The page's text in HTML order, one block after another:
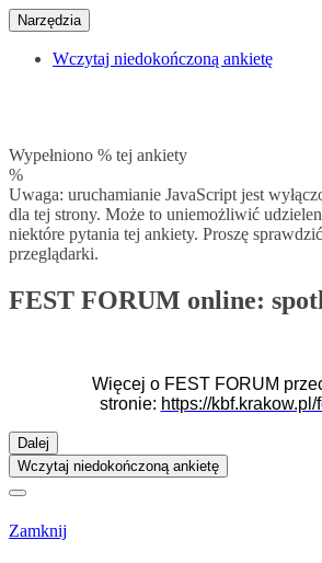
Narzędzia
Wczytaj niedokończoną ankietę
Wypełniono % tej ankiety
%
Uwaga: uruchamianie JavaScript jest
dla tej strony. Może to uniemożliwić
niektóre pytania tej ankiety. Proszę
przeglądarki.
FEST FORUM online:
Więcej o FEST FORUM
stronie: https://kbf.krakow.pl/
Dalej
Wczytaj niedokończoną ankietę
Zamknij